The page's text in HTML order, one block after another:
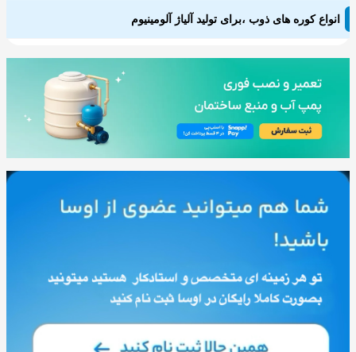
انواع کوره های ذوب ،برای تولید آلیاژ آلومینیوم